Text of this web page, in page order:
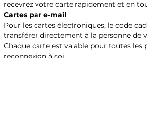
recevrez votre carte rapidement et en
Cartes par e-mail
Pour les cartes électroniques, le code
transférer directement à la personne de
Chaque carte est valable pour toutes
reconnexion à soi.